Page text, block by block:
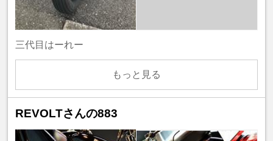
三代目はーれー
もっと見る
REVOLTさんの883